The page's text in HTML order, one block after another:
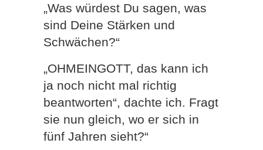
„Was würdest Du sagen, was
sind Deine Stärken und
Schwächen?“
„OHMEINGOTT, das kann ich
ja noch nicht mal richtig
beantworten“, dachte ich. Fragt
sie nun gleich, wo er sich in
fünf Jahren sieht?“